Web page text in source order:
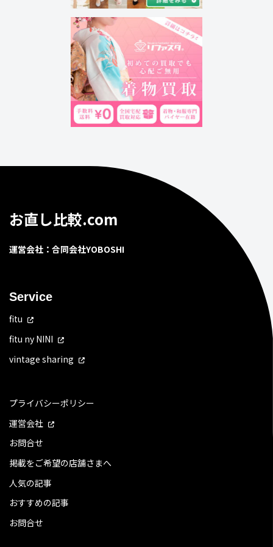
お直し比較.com
運営会社：合同会社YOBOSHI
Service
fitu
fitu ny NINI
vintage sharing
プライバシーポリシー
運営会社
お問合せ
掲載をご希望の店舗さまへ
人気の記事
おすすめの記事
お問合せ